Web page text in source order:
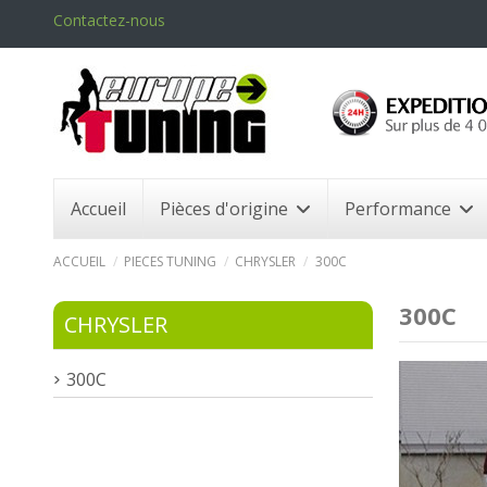
Contactez-nous
Accueil Pièces d'origine Performance
ACCUEIL PIECES TUNING CHRYSLER 300C
300C
CHRYSLER
300C